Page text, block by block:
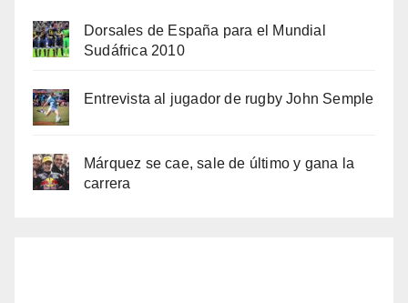
Dorsales de España para el Mundial
Sudáfrica 2010
Entrevista al jugador de rugby John Semple
Márquez se cae, sale de último y gana la
carrera